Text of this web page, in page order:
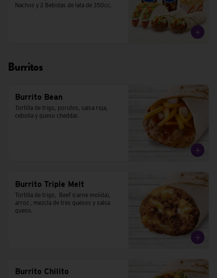
Nachos y 2 Bebidas de lata de 350cc.
Burritos
Burrito Bean
Tortilla de trigo, porotos, salsa roja,
cebolla y queso cheddar.
Burrito Triple Melt
Tortilla de trigo,  Beef (carne molida),
arroz , mezcla de tres quesos y salsa
queso.
Burrito Chilito